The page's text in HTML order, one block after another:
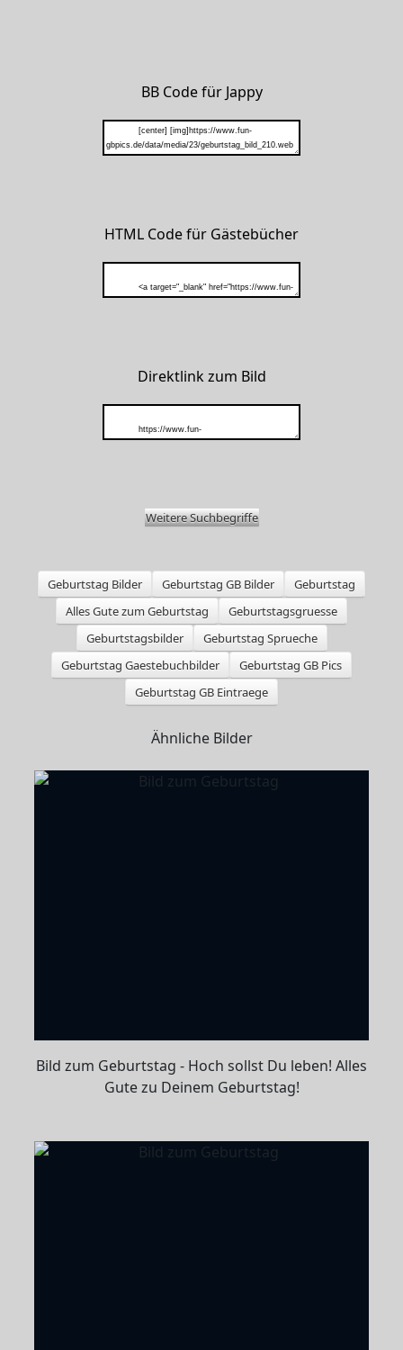
BB Code für Jappy
HTML Code für Gästebücher
Direktlink zum Bild
Weitere Suchbegriffe
Geburtstag Bilder Geburtstag GB Bilder
Geburtstag
Alles Gute zum Geburtstag
Geburtstagsgruesse
Geburtstagsbilder
Geburtstag Sprueche
Geburtstag Gaestebuchbilder
Geburtstag GB Pics
Geburtstag GB Eintraege
Ähnliche Bilder
Bild zum Geburtstag - Hoch sollst Du leben! Alles
Gute zu Deinem Geburtstag!